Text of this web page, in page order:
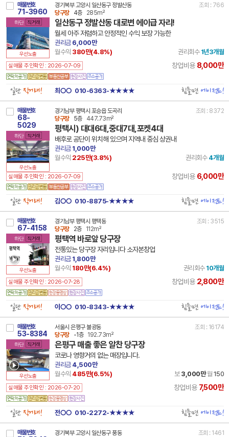
매물번호
71-3960
하단 직거래
우선노출
경기북부 고양시 일산동구 정발산동
조회 : 766
당구장
4층 285m²
일산동구 정발산동 대로변 에이급 자리!
월세 아주 저렴하고 안정적인 수익 보장 가능한
권리금6,000만
월수익 380만(4.8%) 권리회수 1년3개월
실매물 주인확인 : 2026-07-09 창업비용 8,000만
일단직거래! 최○○ 010-6363-★★★★ 힘들면에이전트!
매물번호
68-
5029
하단 직거래
우선노출
경기남부 평택시 포승읍 도곡리
조회 : 8372
당구장
5층 447.73m²
평택시) 대대6대,중대7대,포켓4대
배후로 공단이 위치해 있으며 지역내 중심 상권내
권리금1,000만
월수익 225만(3.8%) 권리회수 4개월
실매물 주인확인 : 2026-07-09 창업비용 6,000만
일단직거래! 김○○ 010-8875-★★★★ 힘들면에이전트!
매물번호
67-4158
하단 직거래
우선노출
경기남부 평택시 평택동
조회 : 3515
당구장
2층 112m²
평택역 바로앞 당구장
전통있는 당구장 자리입니다 소자본창업
권리금1,800만
월수익 180만(6.4%) 권리회수 10개월
실매물 주인확인 : 2026-07-28 창업비용 2,800만
일단직거래! 이○○ 010-8343-★★★★ 힘들면에이전트!
매물번호
53-8384
하단 직거래
우선노출
서울시 은평구 불광동
조회 : 16174
당구장
-1층 192.73m²
은평구 매출 좋은 알찬 당구장
코로나 영향거의 없는 매장입니다.
권리금4,500만
월수익 485만(6.5%) 보3,000만 월 150
실매물 주인확인 : 2026-07-20 창업비용 7,500만
일단직거래! 전○○ 010-2272-★★★★ 힘들면에이전트!
매물번호 경기북부 고양시 일산동구 풍동
조회 : 1461